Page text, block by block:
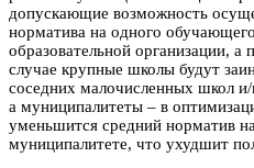
допускающие возможность
норматива на одного
образовательной организации,
случае крупные школы будут
соседних малочисленных школ
а муниципалитеты – в
уменьшится средний норматив
муниципалитете, что ухудшит